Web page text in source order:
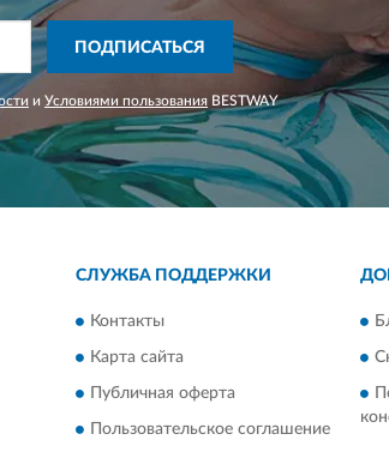
ПОДПИСАТЬСЯ
и Условиями пользования BESTWAY
СЛУЖБА ПОДДЕРЖКИ
Контакты
Карта сайта
Публичная оферта
Пользовательское соглашение